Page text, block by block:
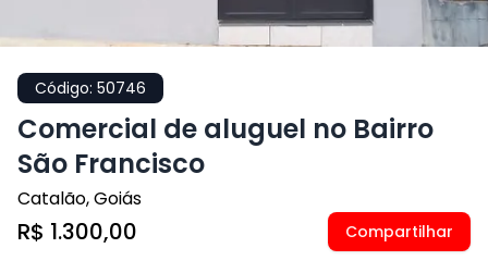
Código: 50746
Comercial de aluguel no Bairro
São Francisco
Catalão,Goiás
R$ 1.300,00 Compartilhar